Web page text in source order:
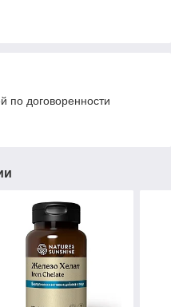
по договоренности